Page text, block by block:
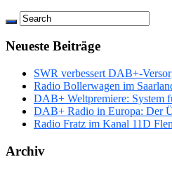
Neueste Beiträge
SWR verbessert DAB+-
Radio Bollerwagen im
DAB+ Weltpremiere: System
DAB+ Radio in Europa: Der
Radio Fratz im Kanal 11D
Archiv